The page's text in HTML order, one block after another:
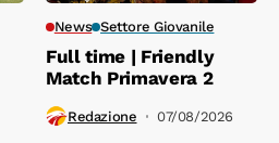
News Settore Giovanile
Full time | Friendly
Match Primavera 2
Redazione 07/08/2026